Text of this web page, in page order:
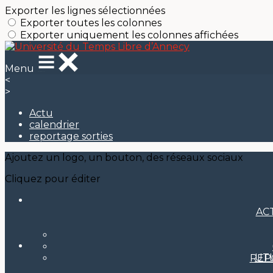
Exporter les lignes sélectionnées
Exporter toutes les colonnes
Exporter uniquement les colonnes affichées
Menu
<
>
Actu
calendrier
reportage sorties
Ajoutez un logo, un bouton, des réseaux sociaux
Cliquez pour éditer